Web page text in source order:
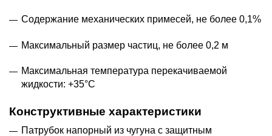
Содержание механических примесей, не более 0,1%
Максимальный размер частиц, не более 0,2 м
Максимальная температура перекачиваемой
жидкости: +35°С
Конструктивные характеристики
Патрубок напорный из чугуна с защитным